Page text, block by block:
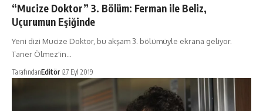
“Mucize Doktor” 3. Bölüm: Ferman ile Beliz,
Uçurumun Eşiğinde
Yeni dizi Mucize Doktor, bu akşam 3. bölümüyle ekrana geliyor.
Taner Ölmez'in…
TarafındanEditör 27 Eyl 2019